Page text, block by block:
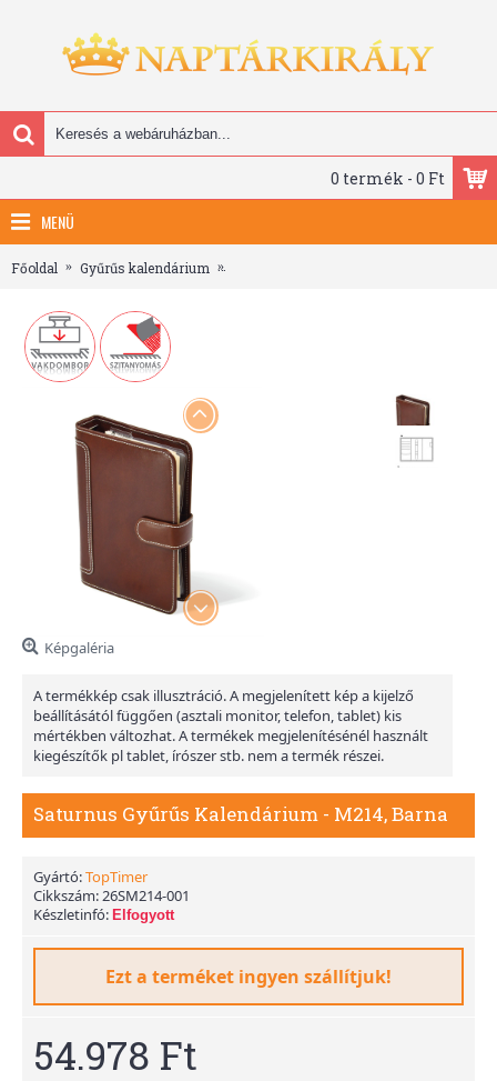
0 termék - 0 Ft
MENÜ
Főoldal Gyűrűs kalendárium
Képgaléria
A termékkép csak illusztráció. A megjelenített kép a kijelző
beállításától függően (asztali monitor, telefon, tablet) kis
mértékben változhat. A termékek megjelenítésénél használt
kiegészítők pl tablet, írószer stb. nem a termék részei.
Saturnus Gyűrűs Kalendárium - M214, Barna
Gyártó:TopTimer
Cikkszám:26SM214-001
Készletinfó: Elfogyott
Ezt a terméket ingyen szállítjuk!
54.978 Ft